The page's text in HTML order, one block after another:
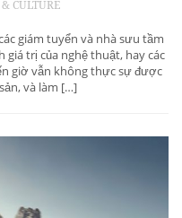
CULTURE
giám tuyển và nhà sưu tầm
giá trị của nghệ thuật, hay các
giờ vẫn không thực sự được
và làm […]